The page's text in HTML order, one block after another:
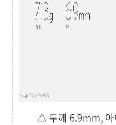
△ 두께 6.9mm, 아